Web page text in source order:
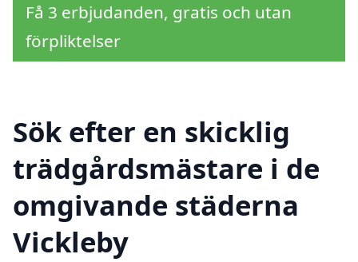
Få 3 erbjudanden, gratis och utan
förpliktelser
Sök efter en skicklig
trädgårdsmästare i de
omgivande städerna
Vickleby